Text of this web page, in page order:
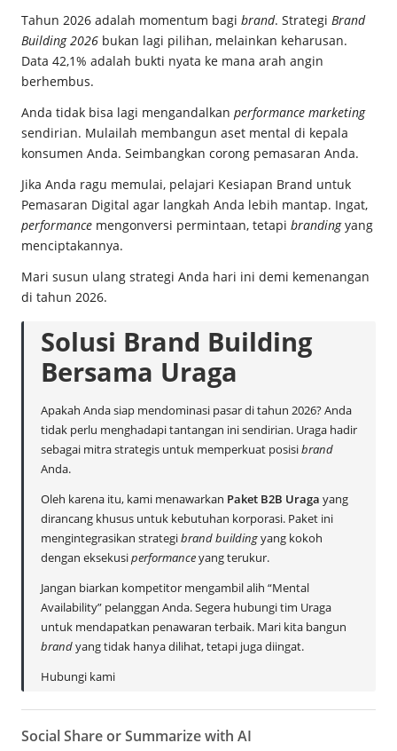
Tahun 2026 adalah momentum bagi brand. Strategi Brand
Building 2026 bukan lagi pilihan, melainkan keharusan.
Data 42,1% adalah bukti nyata ke mana arah angin
berhembus.
Anda tidak bisa lagi mengandalkan performance marketing
sendirian. Mulailah membangun aset mental di kepala
konsumen Anda. Seimbangkan corong pemasaran Anda.
Jika Anda ragu memulai, pelajari Kesiapan Brand untuk
Pemasaran Digital agar langkah Anda lebih mantap. Ingat,
performance mengonversi permintaan, tetapi brandingyang
menciptakannya.
Mari susun ulang strategi Anda hari ini demi kemenangan
di tahun 2026.
Solusi Brand Building
Bersama Uraga
Apakah Anda siap mendominasi pasar di tahun 2026? Anda
tidak perlu menghadapi tantangan ini sendirian. Uraga hadir
sebagai mitra strategis untuk memperkuat posisibrand
Anda.
Oleh karena itu, kami menawarkan Paket B2B Uraga yang
dirancang khusus untuk kebutuhan korporasi. Paket ini
mengintegrasikan strategibrand buildingyang kokoh
dengan eksekusiperformanceyang terukur.
Jangan biarkan kompetitor mengambil alih “Mental
Availability” pelanggan Anda. Segera hubungi tim Uraga
untuk mendapatkan penawaran terbaik. Mari kita bangun
brandyang tidak hanya dilihat, tetapi juga diingat.
Hubungi kami
Social Share or Summarize with AI